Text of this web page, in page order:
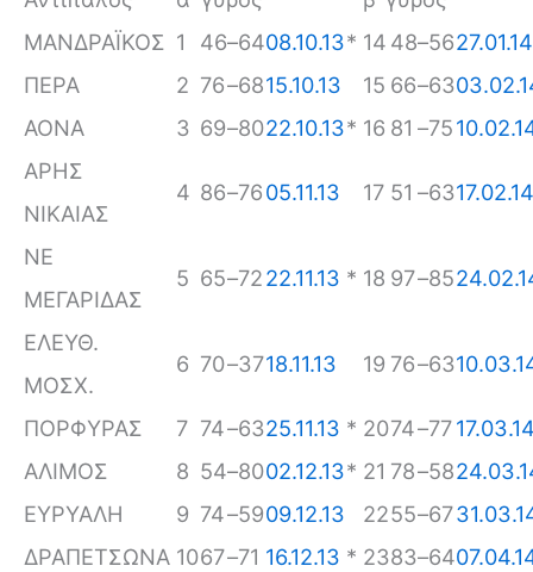
ΜΑΝΔΡΑΪΚΟΣ 1 46–6408.10.13* 14 48–5627.01.14
ΠΕΡΑ
2 76–6815.10.13 15 66–63
ΑΟΝΑ
3 69–8022.10.13* 16 81 –75
ΑΡΗΣ
ΝΙΚΑΙΑΣ
4 86–7605.11.13 17 51 –6317.02.14
ΝΕ
ΜΕΓΑΡΙΔΑΣ
5 65–7222.11.13 * 18 97–85
ΕΛΕΥΘ.
ΜΟΣΧ.
6 70–3718.11.13 19 76–63
ΠΟΡΦΥΡΑΣ 7 74–6325.11.13 * 2074–77
ΑΛΙΜΟΣ
8 54–8002.12.13* 21 78–58
ΕΥΡΥΑΛΗ
9 74–5909.12.13 2255–67
ΔΡΑΠΕΤΣΩΝΑ 1067–71 16.12.13 * 2383–64